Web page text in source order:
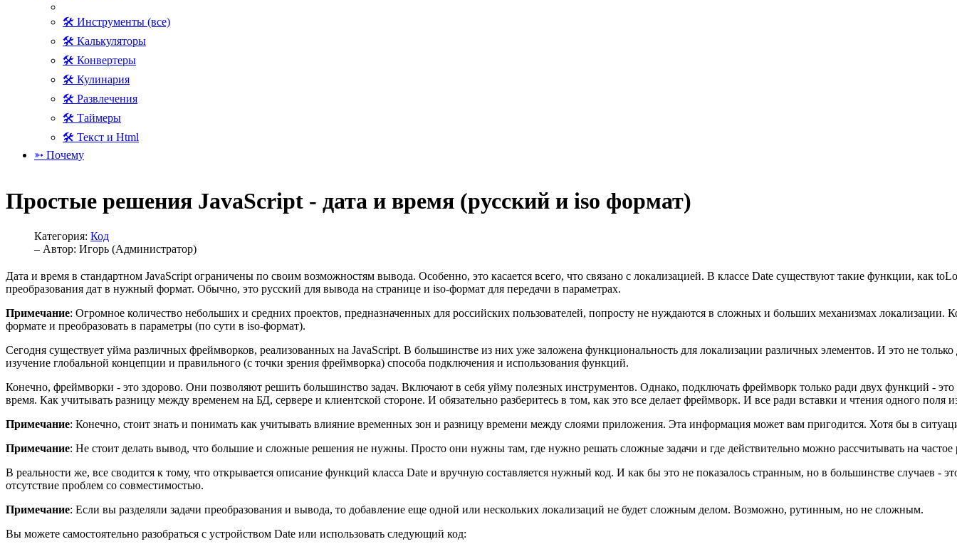
🛠 Инструменты (все)
🛠 Калькуляторы
🛠 Конвертеры
🛠 Кулинария
🛠 Развлечения
🛠 Таймеры
🛠 Текст и Html
➳ Почему
Простые решения JavaScript - дата и время (русский и iso формат)
Категория: Код
– Автор: Игорь (Администратор)
Дата и время в стандартном JavaScript ограничены по своим возможностям вывода. Особенно, это касается всего, что связано с локализацией. В классе Date существуют такие функции,
преобразования дат в нужный формат. Обычно, это русский для вывода на странице и iso-формат для передачи в параметрах.
Примечание: Огромное количество небольших и средних проектов, предназначенных для российских пользователей, попросту не нуждаются в сложных и больших механизмах
формате и преобразовать в параметры (по сути в iso-формат).
Сегодня существует уйма различных фреймворков, реализованных на JavaScript. В большинстве из них уже заложена функциональность для локализации различных элементов. И это не
изучение глобальной концепции и правильного (с точки зрения фреймворка) способа подключения и использования функций.
Конечно, фреймворки - это здорово. Они позволяют решить большинство задач. Включают в себя уйму полезных инструментов. Однако, подключать фреймворк только ради двух функций
время. Как учитывать разницу между временем на БД, сервере и клиентской стороне. И обязательно разберитесь в том, как это все делает фреймворк. И все ради вставки и чтения одного
Примечание: Конечно, стоит знать и понимать как учитывать влияние временных зон и разницу времени между слоями приложения. Эта информация может вам пригодится. Хотя бы в
Примечание: Не стоит делать вывод, что большие и сложные решения не нужны. Просто они нужны там, где нужно решать сложные задачи и где действительно можно рассчитывать на частое
В реальности же, все сводится к тому, что открывается описание функций класса Date и вручную составляется нужный код. И как бы это не показалось странным, но в большинстве
отсутствие проблем со совместимостью.
Примечание: Если вы разделяли задачи преобразования и вывода, то добавление еще одной или нескольких локализаций не будет сложным делом. Возможно, рутинным, но не сложным.
Вы можете самостоятельно разобраться с устройством Date или использовать следующий код: